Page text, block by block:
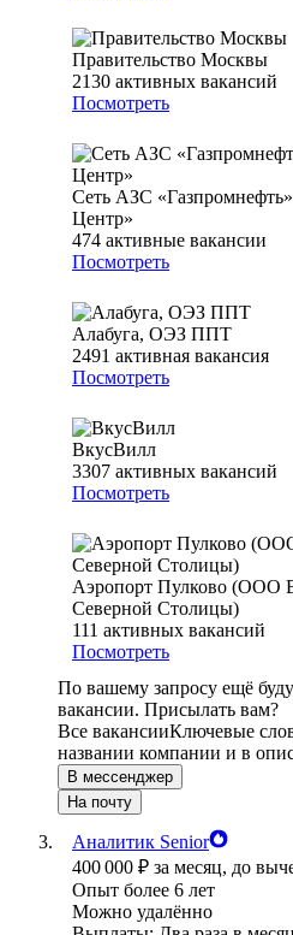
Правительство Москвы
2130 активных вакансий
Посмотреть
Сеть АЗС
Центр»
474 активные вакансии
Посмотреть
Алабуга, ОЭЗ ППТ
2491 активная вакансия
Посмотреть
ВкусВилл
3307 активных вакансий
Посмотреть
Аэропорт Пулково (ООО
Северной Столицы)
111 активных вакансий
Посмотреть
По вашему запросу ещё
вакансии. Присылать вам?
Все вакансииКлючевые
названии компании и в
В мессенджер
На почту
Аналитик Senior
400 000 ₽ за месяц, до
Опыт более 6 лет
Можно удалённо